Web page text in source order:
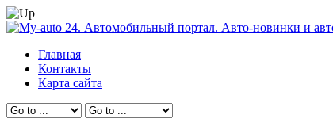
Главная
Контакты
Карта сайта